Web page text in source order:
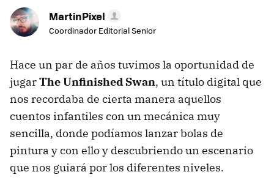
MartinPixel
Coordinador Editorial Senior
Hace un par de años tuvimos la oportunidad de
jugarThe Unfinished Swan, un título digital que
nos recordaba de cierta manera aquellos
cuentos infantiles con un mecánica muy
sencilla, donde podíamos lanzar bolas de
pintura y con ello y descubriendo un escenario
que nos guiará por los diferentes niveles.